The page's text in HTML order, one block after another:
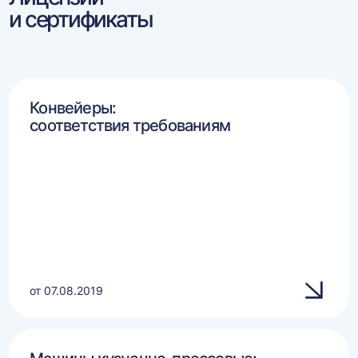
и сертификаты
Конвейеры:
соответствия требованиям
от 07.08.2019